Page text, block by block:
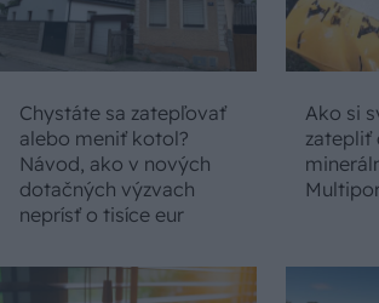
Chystáte sa zatepľovať
alebo meniť kotol?
Návod, ako v nových
dotačných výzvach
neprísť o tisíce eur
Ako si
zatepliť